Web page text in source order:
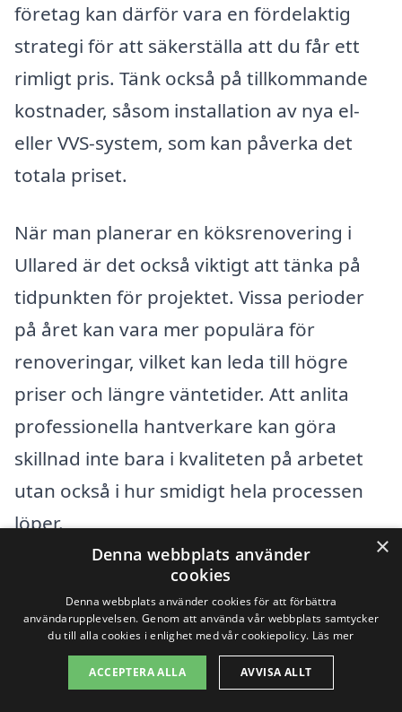
företag kan därför vara en fördelaktig
strategi för att säkerställa att du får ett
rimligt pris. Tänk också på tillkommande
kostnader, såsom installation av nya el-
eller VVS-system, som kan påverka det
totala priset.
När man planerar en köksrenovering i
Ullared är det också viktigt att tänka på
tidpunkten för projektet. Vissa perioder
på året kan vara mer populära för
renoveringar, vilket kan leda till högre
priser och längre väntetider. Att anlita
professionella hantverkare kan göra
skillnad inte bara i kvaliteten på arbetet
utan också i hur smidigt hela processen
löper.
Genom att ha en klar förståelse för dessa
faktorer kan du bättre navigera
kostnaderna och hitta den bästa
lösningen för din köksrenovering i
×
Denna webbplats använder
cookies
Denna webbplats använder cookies för att förbättra
användarupplevelsen. Genom att använda vår webbplats samtycker
du till alla cookies i enlighet med vår cookiepolicy. Läs mer
ACCEPTERA ALLA AVVISA ALLT